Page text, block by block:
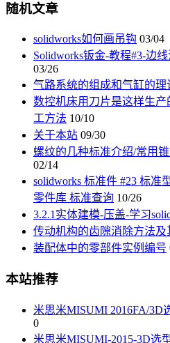
随机文章
solidworks如何画吊钩 03/04
Solidworks钣金-教程#3-边
03/26
气路系统的组成和气缸的理
数控机床用刀片是这样生
工方法 10/10
关于本站 09/30
螺纹的几种标准介绍/常用
02/14
solidworks 标准件 #23 标
零件库 标准查询 10/26
3.2.1实体建模-压盖-学习
传动机构的齿隙消除方法及
装配体中的零部件实例编号
本站推荐
米思米MISUMI 2016FA/3D
0
米思米MISUMI-2015-3D选